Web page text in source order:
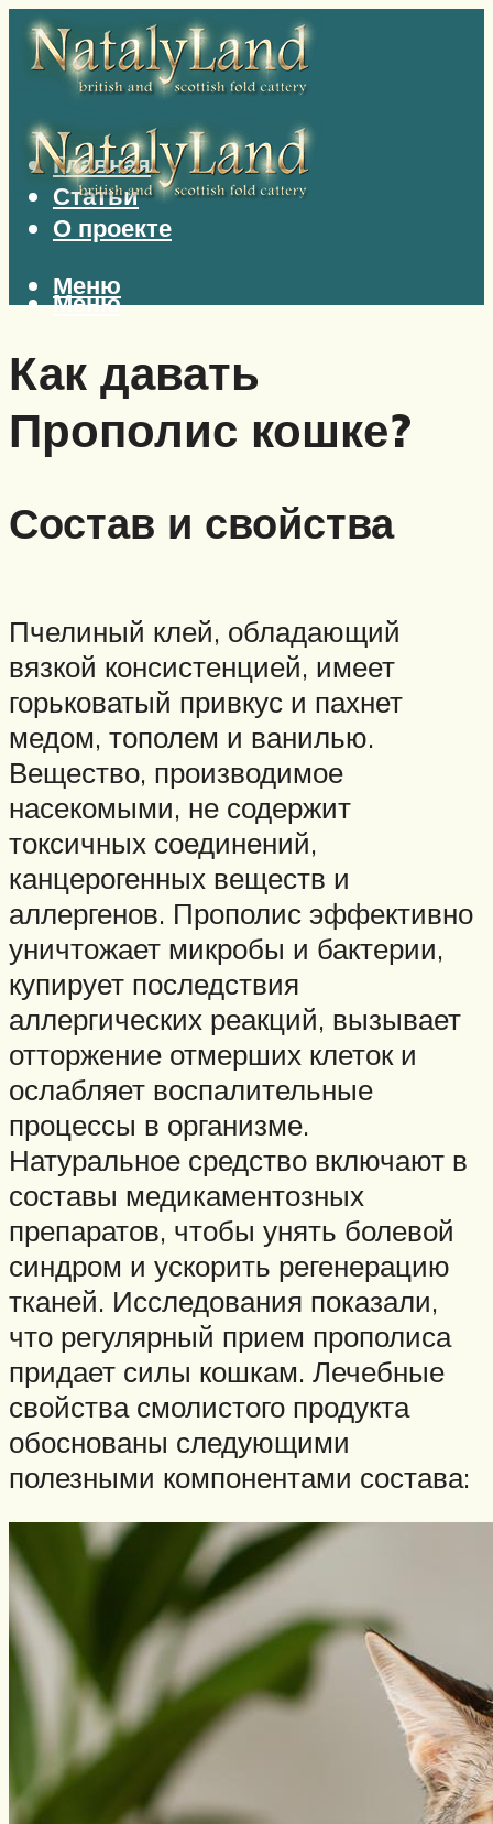
Главная
Статьи
О проекте
Меню
Меню
Как давать
Прополис кошке?
Состав и свойства
Пчелиный клей, обладающий
вязкой консистенцией, имеет
горьковатый привкус и пахнет
медом, тополем и ванилью.
Вещество, производимое
насекомыми, не содержит
токсичных соединений,
канцерогенных веществ и
аллергенов. Прополис эффективно
уничтожает микробы и бактерии,
купирует последствия
аллергических реакций, вызывает
отторжение отмерших клеток и
ослабляет воспалительные
процессы в организме.
Натуральное средство включают в
составы медикаментозных
препаратов, чтобы унять болевой
синдром и ускорить регенерацию
тканей. Исследования показали,
что регулярный прием прополиса
придает силы кошкам. Лечебные
свойства смолистого продукта
обоснованы следующими
полезными компонентами состава: